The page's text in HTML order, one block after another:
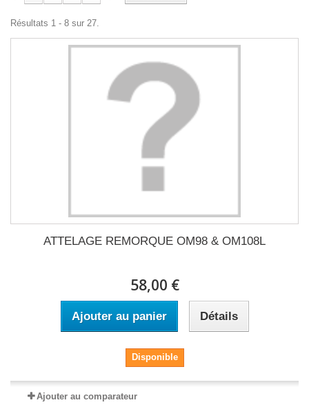
Résultats 1 - 8 sur 27.
ATTELAGE REMORQUE OM98 & OM108L
58,00 €
Ajouter au panier Détails
Disponible
Ajouter au comparateur